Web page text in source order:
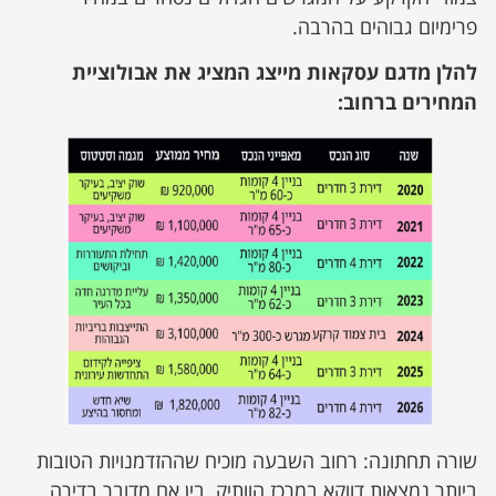
פרימיום גבוהים בהרבה.
להלן מדגם עסקאות מייצג המציג את אבולוציית
המחירים ברחוב:
שורה תחתונה: רחוב השבעה מוכיח שההזדמנויות הטובות
ביותר נמצאות דווקא במרכז הוותיק. בין אם מדובר בדירה